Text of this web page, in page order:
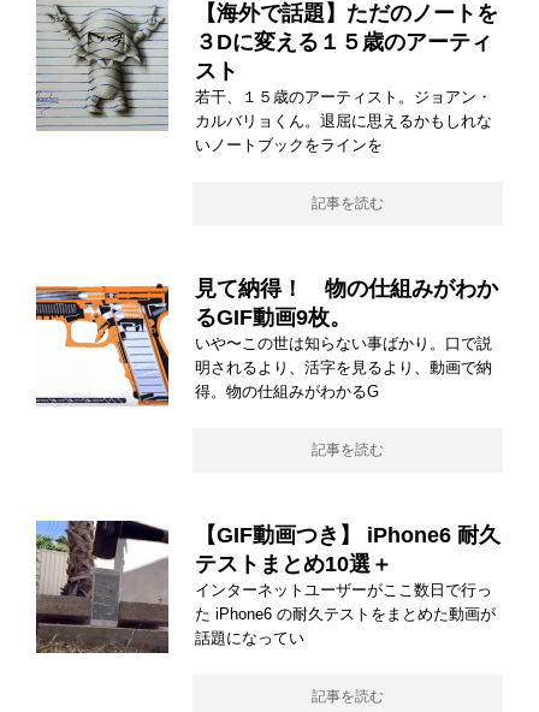
【海外で話題】ただのノートを
３Dに変える１５歳のアーティ
スト
若干、１５歳のアーティスト。ジョアン・
カルバリョくん。退屈に思えるかもしれな
いノートブックをラインを
記事を読む
見て納得！ 物の仕組みがわか
るGIF動画9枚。
いや〜この世は知らない事ばかり。口で説
明されるより、活字を見るより、動画で納
得。物の仕組みがわかるG
記事を読む
【GIF動画つき】 iPhone6 耐久
テストまとめ10選＋
インターネットユーザーがここ数日で行っ
た iPhone6 の耐久テストをまとめた動画が
話題になってい
記事を読む